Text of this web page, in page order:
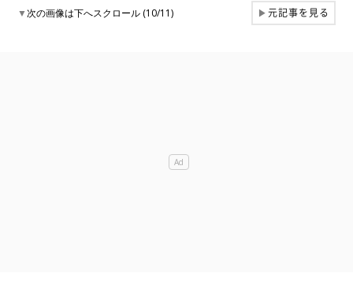
▼次の画像は下へスクロール (10/11) ▶元記事を見る